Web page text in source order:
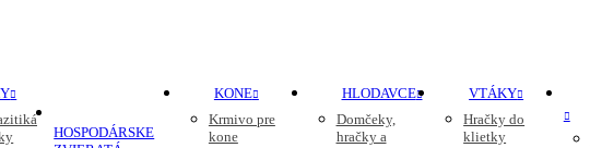
HOSPODÁRSKE
KONE
Krmivo pre
kone
HLODAVCE
Domčeky,
hračky a
VTÁKY
Hračky do
klietky